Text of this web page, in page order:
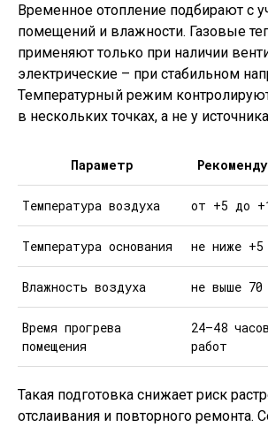
Временное отопление подбирают с
помещений и влажности. Газовые
применяют только при наличии
электрические – при стабильном
Температурный режим
в нескольких точках, а не у
Параметр
Температура воздуха от +5 до
Температура основания не ниже +5
Влажность воздуха не выше 70
Время прогрева
помещения
24–48
работ
Такая подготовка снижает риск
отслаивания и повторного ремонта.